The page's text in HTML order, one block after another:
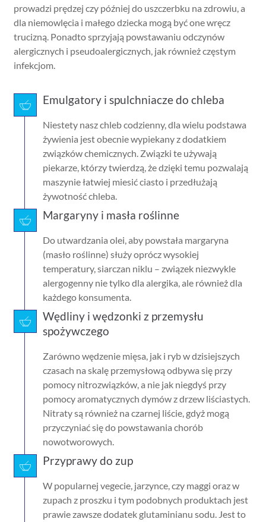
prowadzi prędzej czy później do uszczerbku na zdrowiu, a
dla niemowlęcia i małego dziecka mogą być one wręcz
trucizną. Ponadto sprzyjają powstawaniu odczynów
alergicznych i pseudoalergicznych, jak również częstym
infekcjom.
Emulgatory i spulchniacze do chleba
Niestety nasz chleb codzienny, dla wielu podstawa
żywienia jest obecnie wypiekany z dodatkiem
związków chemicznych. Związki te używają
piekarze, którzy twierdzą, że dzięki temu pozwalają
maszynie łatwiej miesić ciasto i przedłużają
żywotność chleba.
Margaryny i masła roślinne
Do utwardzania olei, aby powstała margaryna
(masło roślinne) służy oprócz wysokiej
temperatury, siarczan niklu – związek niezwykle
alergogenny nie tylko dla alergika, ale również dla
każdego konsumenta.
Wędliny i wędzonki z przemysłu
spożywczego
Zarówno wędzenie mięsa, jak i ryb w dzisiejszych
czasach na skalę przemysłową odbywa się przy
pomocy nitrozwiązków, a nie jak niegdyś przy
pomocy aromatycznych dymów z drzew liściastych.
Nitraty są również na czarnej liście, gdyż mogą
przyczyniać się do powstawania chorób
nowotworowych.
Przyprawy do zup
W popularnej vegecie, jarzynce, czy maggi oraz w
zupach z proszku i tym podobnych produktach jest
prawie zawsze dodatek glutaminianu sodu. Jest to